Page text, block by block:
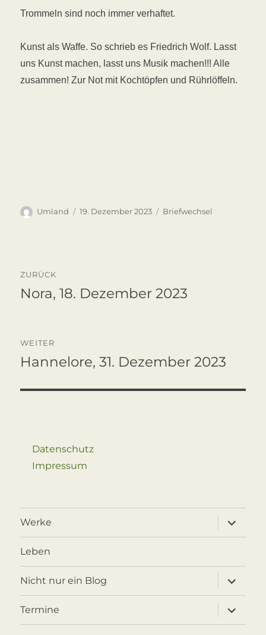
Trommeln sind noch immer verhaftet.
Kunst als Waffe. So schrieb es Friedrich Wolf. Lasst
uns Kunst machen, lasst uns Musik machen!!! Alle
zusammen! Zur Not mit Kochtöpfen und Rührlöffeln.
Autor
Umland
Veröffentlicht
19. Dezember 2023 Kategorien
Briefwechsel
ZURÜCK
Vorheriger
Nora, 18. Dezember 2023
WEITER
Nächster
Hannelore, 31. Dezember 2023
Datenschutz
Impressum
Werke
öffnen
Leben
Nicht nur ein Blog
öffnen
Termine
öffnen